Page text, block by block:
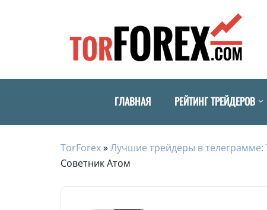
ГЛАВНАЯ РЕЙТИНГ ТРЕЙДЕРОВ
TorForex»Лучшие трейдеры в телеграмме:
Советник Атом